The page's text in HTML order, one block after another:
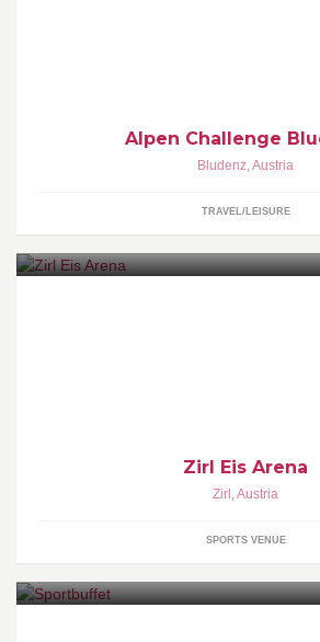
Alpen Challenge
Bludenz,Austria
TRAVEL/LEISURE
Zirl Eis Arena
Zirl ,Austria
SPORTS VENUE